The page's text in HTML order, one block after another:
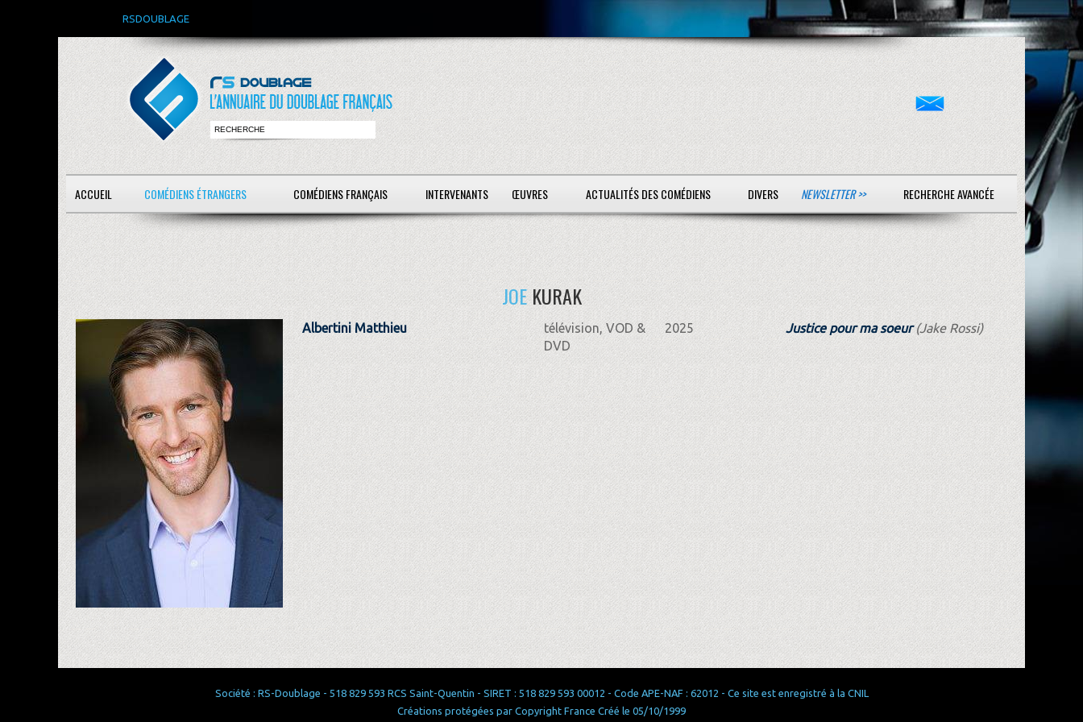
RSDOUBLAGE
ACCUEIL COMÉDIENS ÉTRANGERS COMÉDIENS FRANÇAIS INTERVENANTS ŒUVRES ACTUALITÉS DES COMÉDIENS DIVERS NEWSLETTER >> RECHERCHE AVANCÉE
JOEKURAK
Albertini Matthieu
télévision, VOD &
DVD
2025 Justice pour ma soeur(Jake Rossi)
Société : RS-Doublage - 518 829 593 RCS Saint-Quentin - SIRET : 518 829 593 00012 - Code APE-NAF : 62012 - Ce site est enregistré à la CNIL
Créations protégées par Copyright France Créé le 05/10/1999